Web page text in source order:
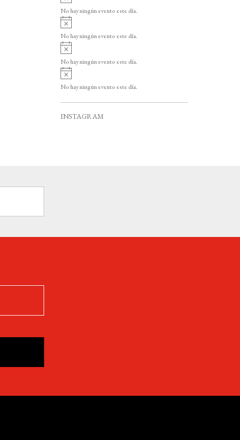
o
v
i
o
No hay ningún evento este día.
v
i
o
No hay ningún evento este día.
A
v
i
o
No hay ningún evento este día.
A
v
i
No hay ningún evento este día.
INSTAGRAM